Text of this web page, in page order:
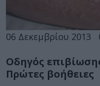
06 Δεκεμβρίου 2013
Οδηγός
Πρώτες βοήθειες